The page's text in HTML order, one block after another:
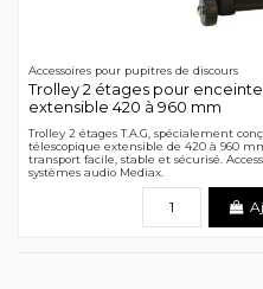
Accessoires pour pupitres de discours
Trolley 2 étages pour
extensible 420 à 960 mm
Trolley 2 étages T.A.G, spécialement
télescopique extensible de 420 à 960
transport facile, stable et sécurisé.
systèmes audio Mediax.